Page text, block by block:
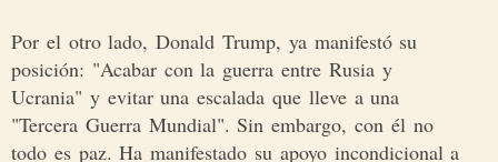
Por el otro lado, Donald Trump, ya manifestó su
posición: "Acabar con la guerra entre Rusia y
Ucrania" y evitar una escalada que lleve a una
"Tercera Guerra Mundial". Sin embargo, con él no
todo es paz. Ha manifestado su apoyo incondicional a